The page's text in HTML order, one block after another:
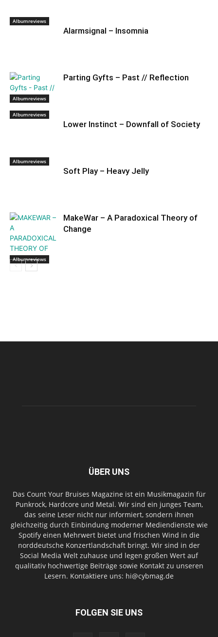
Albumreviews
Alarmsignal – Insomnia
Albumreviews
Parting Gyfts – Past // Reflection
Albumreviews
Lower Instinct – Downfall of Society
Albumreviews
Soft Play – Heavy Jelly
Albumreviews
MakeWar – A Paradoxical Theory of
Change
ÜBER UNS
Das Count Your Bruises Magazine ist ein Musikmagazin für
Punkrock, Hardcore und Metal. Wir sind ein junges Team,
das seine Leser nicht nur informiert, sondern ihnen
gleichzeitig durch Einbindung moderner Mediendienste wie
Spotify einen Mehrwert bietet und frischen Wind in die
norddeutsche Konzertlandschaft bringt. Wir sind in der
Social Media Welt zuhause und legen großen Wert auf
qualitativ hochwertige Beiträge sowie Kontakt zu unseren
Lesern. Kontaktiere uns: hi@cybmag.de
FOLGEN SIE UNS